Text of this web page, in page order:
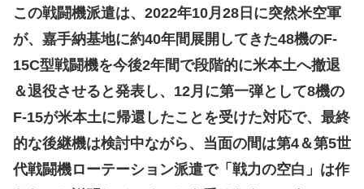
この戦闘機派遣は、2022年10月28日に突然米空軍
が、嘉手納基地に約40年間展開してきた48機のF-
15C型戦闘機を今後2年間で段階的に米本土へ撤退
＆退役させると発表し、12月に第一弾として8機の
F-15が米本土に帰還したことを受けた対応で、最終
的な後継機は検討中ながら、当面の間は第4＆第5世
代戦闘機ローテーション派遣で「戦力の空白」は作